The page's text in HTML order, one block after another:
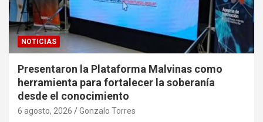
NOTICIAS
Presentaron la Plataforma Malvinas como
herramienta para fortalecer la soberanía
desde el conocimiento
6 agosto, 2026 Gonzalo Torres